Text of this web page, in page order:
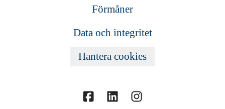
Förmåner
Data och integritet
Hantera cookies